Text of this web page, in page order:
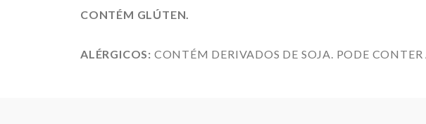
CONTÉM GLÚTEN.
ALÉRGICOS: CONTÉM DERIVADOS DE SOJA. PODE